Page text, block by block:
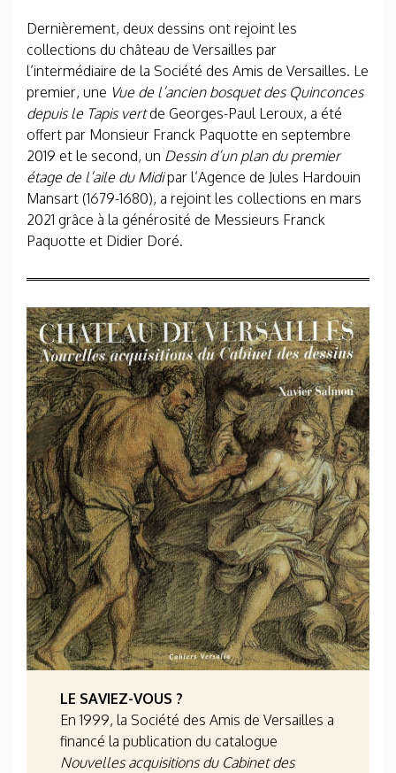
Dernièrement, deux dessins ont rejoint les
collections du château de Versailles par
l’intermédiaire de la Société des Amis de Versailles. Le
premier, une Vue de l’ancien bosquet des Quinconces
depuis le Tapis vertde Georges-Paul Leroux, a été
offert par Monsieur Franck Paquotte en septembre
2019 et le second, un Dessin d’un plan du premier
étage de l’aile du Midipar l’Agence de Jules Hardouin
Mansart (1679-1680), a rejoint les collections en mars
2021 grâce à la générosité de Messieurs Franck
Paquotte et Didier Doré.
LE SAVIEZ-VOUS ?
En 1999, la Société des Amis de Versailles a
financé la publication du catalogue
Nouvelles acquisitions du Cabinet des